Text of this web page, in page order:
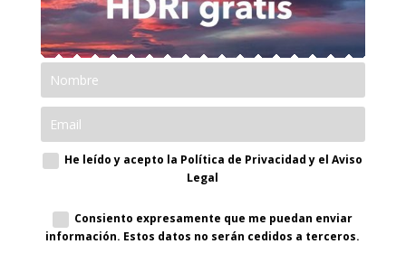
He leído y acepto la Política de Privacidad y el Aviso
Legal
Consiento expresamente que me puedan enviar
información. Estos datos no serán cedidos a terceros.